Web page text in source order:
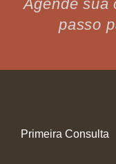
Agende sua
passo
Primeira Consulta